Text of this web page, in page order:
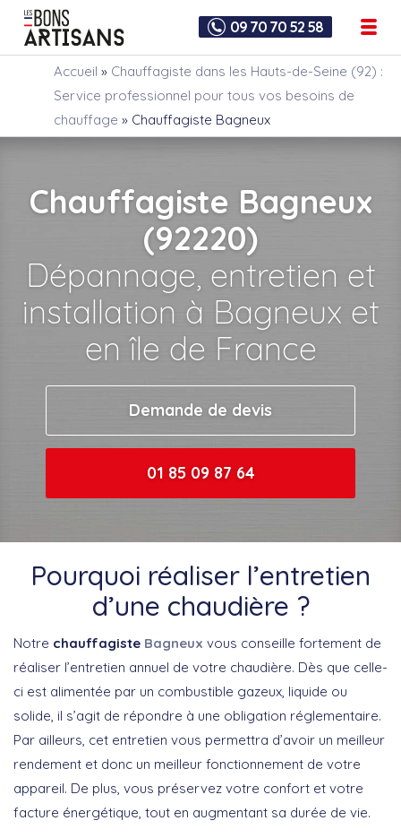
09 70 70 52 58
Accueil » Chauffagiste dans les Hauts-de-Seine (92) :
Service professionnel pour tous vos besoins de
chauffage » Chauffagiste Bagneux
Chauffagiste Bagneux
(92220)
Dépannage, entretien et
installation à Bagneux et
en île de France
Demande de devis
01 85 09 87 64
Pourquoi réaliser l’entretien
d’une chaudière ?
Notre chauffagiste Bagneux vous conseille fortement de
réaliser l’entretien annuel de votre chaudière. Dès que celle-
ci est alimentée par un combustible gazeux, liquide ou
solide, il s’agit de répondre à une obligation réglementaire.
Par ailleurs, cet entretien vous permettra d’avoir un meilleur
rendement et donc un meilleur fonctionnement de votre
appareil. De plus, vous préservez votre confort et votre
facture énergétique, tout en augmentant sa durée de vie.